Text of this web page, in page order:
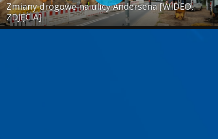
Zmiany drogowe na ulicy Andersena [WIDEO,
ZDJĘCIA]